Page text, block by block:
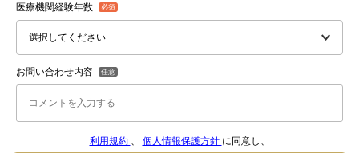
医療機関経験年数
お問い合わせ内容
利用規約 、 個人情報保護方針 に同意し、